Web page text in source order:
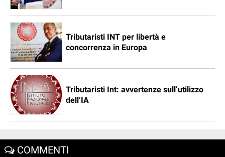
Tributaristi INT per libertà e
concorrenza in Europa
Tributaristi Int: avvertenze sull’utilizzo
dell’IA
COMMENTI